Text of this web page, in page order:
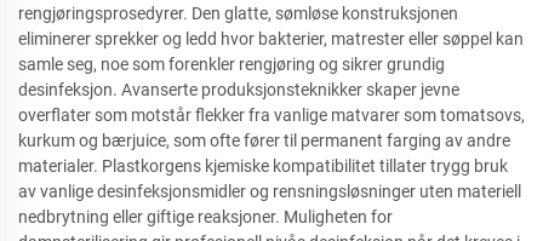
rengjøringsprosedyrer. Den glatte, sømløse konstruksjonen
eliminerer sprekker og ledd hvor bakterier, matrester eller søppel kan
samle seg, noe som forenkler rengjøring og sikrer grundig
desinfeksjon. Avanserte produksjonsteknikker skaper jevne
overflater som motstår flekker fra vanlige matvarer som tomatsovs,
kurkum og bærjuice, som ofte fører til permanent farging av andre
materialer. Plastkorgens kjemiske kompatibilitet tillater trygg bruk
av vanlige desinfeksjonsmidler og rensningsløsninger uten materiell
nedbrytning eller giftige reaksjoner. Muligheten for